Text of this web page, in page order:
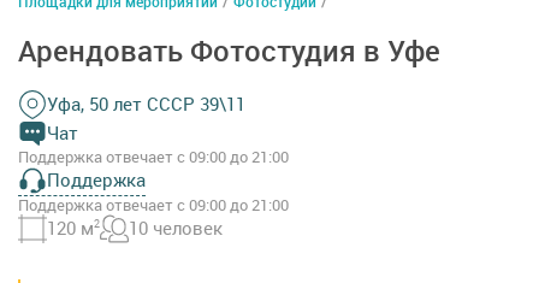
Арендовать Фотостудия в Уфе
Уфа, 50 лет СССР 39\11
Чат
Поддержка отвечает с 09:00 до 21:00
Поддержка
Поддержка отвечает с 09:00 до 21:00
120 м2 10 человек